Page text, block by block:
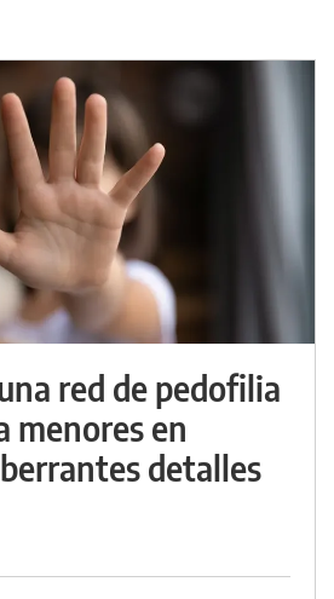
red de pedofilia
menores en
detalles